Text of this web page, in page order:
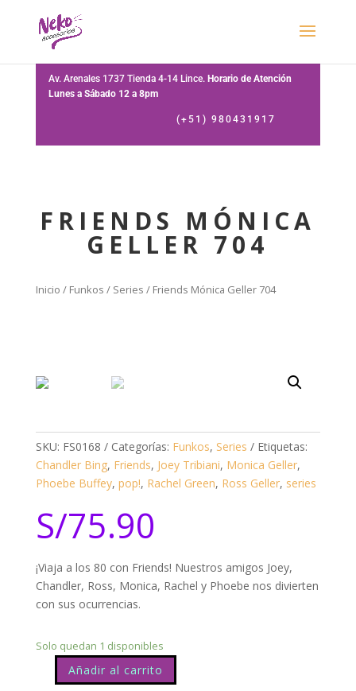
Av. Arenales 1737 Tienda 4-14 Lince. Horario de Atención
Lunes a Sábado 12 a 8pm
(+51) 980431917
FRIENDS MÓNICA
GELLER 704
Inicio / Funkos / Series / Friends Mónica Geller 704
SKU: FS0168 Categorías: Funkos, Series
Etiquetas:
Chandler Bing, Friends, Joey Tribiani, Monica Geller,
Phoebe Buffey, pop!, Rachel Green, Ross Geller, series
S/75.90
¡Viaja a los 80 con Friends! Nuestros amigos Joey,
Chandler, Ross, Monica, Rachel y Phoebe nos divierten
con sus ocurrencias.
Solo quedan 1 disponibles
cantidad
Añadir al carrito